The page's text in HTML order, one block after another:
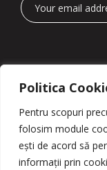
Politica
Pentru scopuri
folosim module
ești de acord să
informații prin
Copyright 2023 ©